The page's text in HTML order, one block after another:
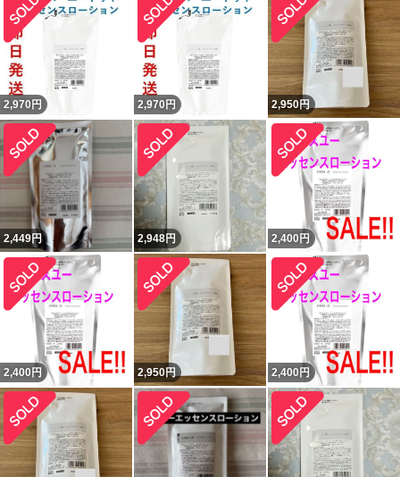
2,970 円 2,970 円 2,950円
2,449円 2,948円 2,400 円
2,400 円 2,950円 2,400 円